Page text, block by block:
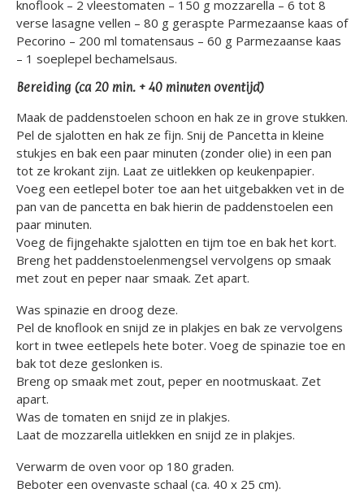
knoflook – 2 vleestomaten – 150 g mozzarella – 6 tot 8
verse lasagne vellen – 80 g geraspte Parmezaanse kaas of
Pecorino – 200 ml tomatensaus – 60 g Parmezaanse kaas
– 1 soeplepel bechamelsaus.
Bereiding (ca 20 min. + 40 minuten oventijd)
Maak de paddenstoelen schoon en hak ze in grove stukken.
Pel de sjalotten en hak ze fijn. Snij de Pancetta in kleine
stukjes en bak een paar minuten (zonder olie) in een pan
tot ze krokant zijn. Laat ze uitlekken op keukenpapier.
Voeg een eetlepel boter toe aan het uitgebakken vet in de
pan van de pancetta en bak hierin de paddenstoelen een
paar minuten.
Voeg de fijngehakte sjalotten en tijm toe en bak het kort.
Breng het paddenstoelenmengsel vervolgens op smaak
met zout en peper naar smaak. Zet apart.
Was spinazie en droog deze.
Pel de knoflook en snijd ze in plakjes en bak ze vervolgens
kort in twee eetlepels hete boter. Voeg de spinazie toe en
bak tot deze geslonken is.
Breng op smaak met zout, peper en nootmuskaat. Zet
apart.
Was de tomaten en snijd ze in plakjes.
Laat de mozzarella uitlekken en snijd ze in plakjes.
Verwarm de oven voor op 180 graden.
Beboter een ovenvaste schaal (ca. 40 x 25 cm).